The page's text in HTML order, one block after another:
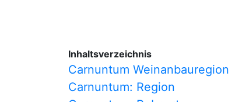
Inhaltsverzeichnis
Carnuntum Weinanbauregion
Carnuntum: Region